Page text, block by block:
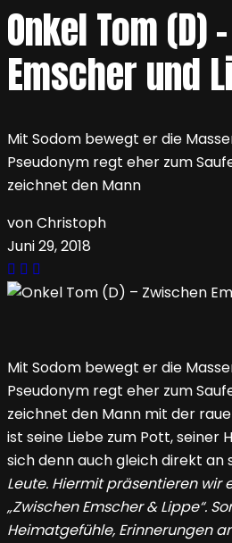
Onkel Tom (D)
Emscher und
Mit Sodom bewegt er die
Pseudonym regt eher zum
zeichnet den Mann
von Christoph
Juni 29, 2018
Mit Sodom bewegt er die
Pseudonym regt eher zum
zeichnet den Mann mit der
ist seine Liebe zum Pott, seiner
sich denn auch gleich direkt an
Leute. Hiermit präsentieren wir
„Zwischen Emscher & Lippe“.
Heimatgefühle, Erinnerungen